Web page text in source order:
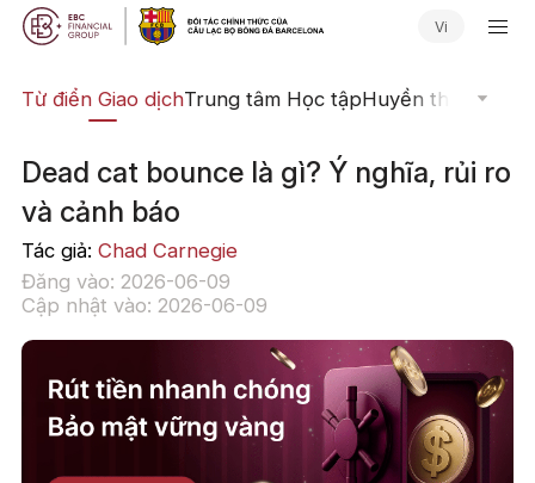
Vi
Từ điển Giao dịchTrung tâm Học tậpHuyền thoại Giao
Dead cat bounce là gì? Ý nghĩa, rủi ro
và cảnh báo
Tác giả: Chad Carnegie
Đăng vào: 2026-06-09
Cập nhật vào: 2026-06-09